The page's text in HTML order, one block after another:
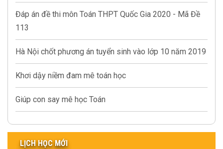
Đáp án đề thi môn Toán THPT Quốc Gia 2020 - Mã Đề
113
Hà Nội chốt phương án tuyển sinh vào lớp 10 năm 2019
Khơi dậy niềm đam mê toán học
Giúp con say mê học Toán
LỊCH HỌC MỚI